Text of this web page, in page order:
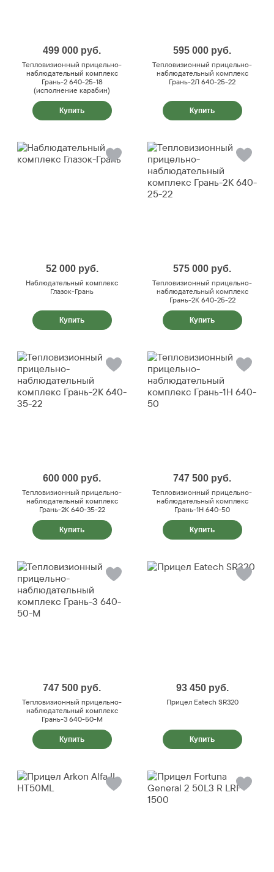
499 000 руб.
Тепловизионный прицельно-
наблюдательный комплекс
Грань-2 640-25-18
(исполнение карабин)
Купить
595 000 руб.
Тепловизионный прицельно-
наблюдательный комплекс
Грань-2Л 640-25-22
Купить
52 000 руб.
Наблюдательный комплекс
Глазок-Грань
Купить
575 000 руб.
Тепловизионный прицельно-
наблюдательный комплекс
Грань-2К 640-25-22
Купить
600 000 руб.
Тепловизионный прицельно-
наблюдательный комплекс
Грань-2К 640-35-22
Купить
747 500 руб.
Тепловизионный прицельно-
наблюдательный комплекс
Грань-1Н 640-50
Купить
747 500 руб.
Тепловизионный прицельно-
наблюдательный комплекс
Грань-3 640-50-М
Купить
93 450 руб.
Прицел Eatech SR320
Купить